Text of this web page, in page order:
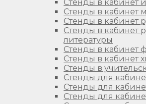
Стенды в кабинет
Стенды в кабинет
Стенды в кабинет
Стенды в кабинет
литературы
Стенды в кабинет
Стенды в кабинет
Стенды в
Стенды для
Стенды для
Стенды для